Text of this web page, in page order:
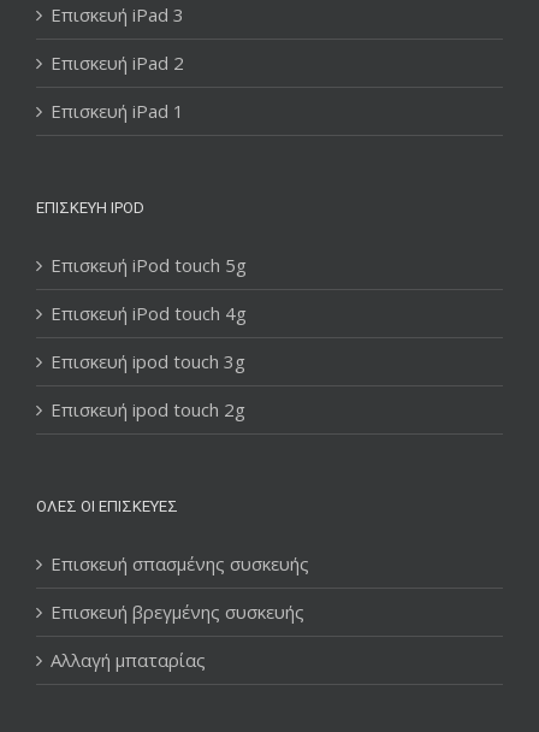
Επισκευή iPad 3
Επισκευή iPad 2
Επισκευή iPad 1
ΕΠΙΣΚΕΥΉ IPOD
Επισκευή iPod touch 5g
Επισκευή iPod touch 4g
Επισκευή ipod touch 3g
Επισκευή ipod touch 2g
ΌΛΕΣ ΟΙ ΕΠΙΣΚΕΥΈΣ
Επισκευή σπασμένης συσκευής
Επισκευή βρεγμένης συσκευής
Αλλαγή μπαταρίας